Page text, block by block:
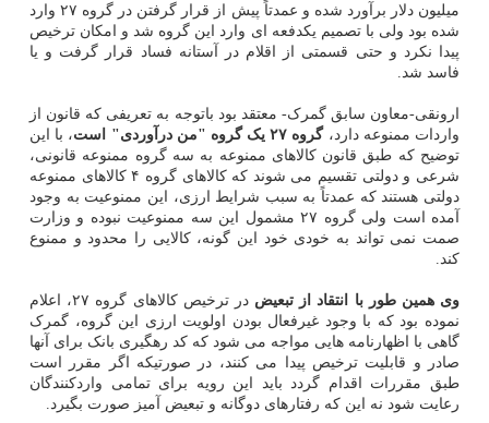
میلیون دلار برآورد شده و عمدتاً پیش از قرار گرفتن در گروه ۲۷ وارد
شده بود ولی با تصمیم یکدفعه ای وارد این گروه شد و امکان ترخیص
پیدا نکرد و حتی قسمتی از اقلام در آستانه فساد قرار گرفت و یا
فاسد شد.
ارونقی-معاون سابق گمرک- معتقد بود باتوجه به تعریفی که قانون از
واردات ممنوعه دارد،گروه ۲۷ یک گروه "من درآوردی" است
، با این
توضیح که طبق قانون کالاهای ممنوعه به سه گروه ممنوعه قانونی،
شرعی و دولتی تقسیم می شوند که کالاهای گروه ۴ کالاهای ممنوعه
دولتی هستند که عمدتاً به سبب شرایط ارزی، این ممنوعیت به وجود
آمده است ولی گروه ۲۷ مشمول این سه ممنوعیت نبوده و وزارت
صمت نمی تواند به خودی خود این گونه، کالایی را محدود و ممنوع
کند.
وی همین طور با انتقاد از تبعیض
در ترخیص کالاهای گروه ۲۷، اعلام
نموده بود که با وجود غیرفعال بودن اولویت ارزی این گروه، گمرک
گاهی با اظهارنامه هایی مواجه می شود که کد رهگیری بانک برای آنها
صادر و قابلیت ترخیص پیدا می کنند، در صورتیکه اگر مقرر است
طبق مقررات اقدام گردد باید این رویه برای تمامی واردکنندگان
رعایت شود نه این که رفتارهای دوگانه و تبعیض آمیز صورت بگیرد.